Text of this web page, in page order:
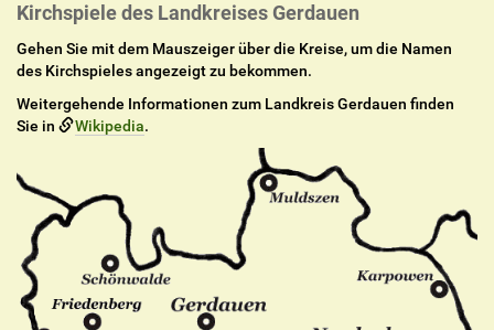
Kirchspiele des Landkreises Gerdauen
Gehen Sie mit dem Mauszeiger über die Kreise, um die Namen
des Kirchspieles angezeigt zu bekommen.
Weitergehende Informationen zum Landkreis Gerdauen finden
Sie in
Wikipedia.